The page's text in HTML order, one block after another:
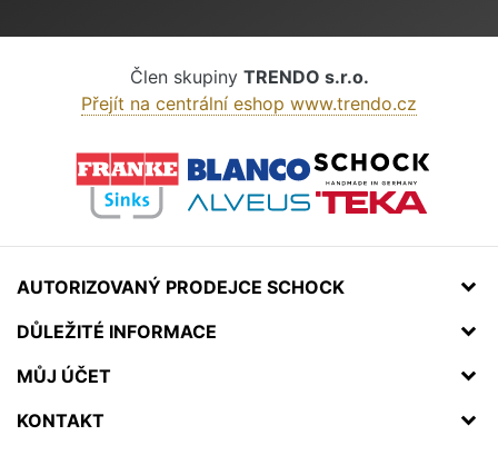
Člen skupiny TRENDO s.r.o.
Přejít na centrální eshop www.trendo.cz
AUTORIZOVANÝ PRODEJCE SCHOCK
DŮLEŽITÉ INFORMACE
MŮJ ÚČET
KONTAKT